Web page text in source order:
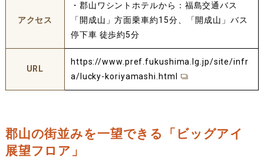
アクセス
・郡山ワシントホテルから：福島交通バス
「開成山」方面乗車約15分、「開成山」バス
停下車 徒歩約5分
URL
https://www.pref.fukushima.lg.jp/site/infr
a/lucky-koriyamashi.html
郡山の街並みを一望できる「ビッグアイ
展望フロア」